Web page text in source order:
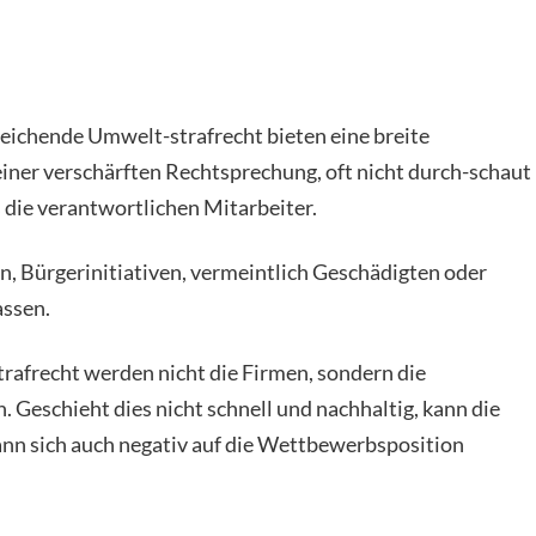
Umwelt-strafrecht bieten eine breite
verschärften Rechtsprechung, oft nicht durch-schaut
die verantwortlichen Mitarbeiter.
Bürgerinitiativen, vermeintlich Geschädigten oder
werden nicht die Firmen, sondern die
dies nicht schnell und nachhaltig, kann die
sich auch negativ auf die Wettbewerbsposition